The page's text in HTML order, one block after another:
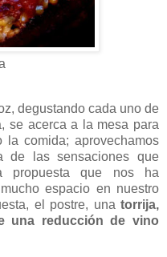
degustando cada uno de
se acerca a la mesa para
la comida; aprovechamos
de las sensaciones que
propuesta que nos ha
espacio en nuestro
el postre, una torrija,
una reducción de vino